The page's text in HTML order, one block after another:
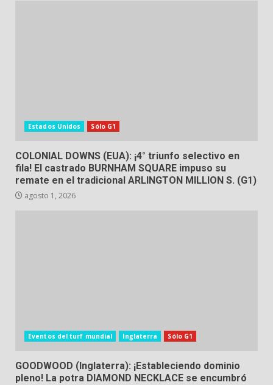
Estados Unidos Sólo G1
COLONIAL DOWNS (EUA): ¡4° triunfo selectivo en
fila! El castrado BURNHAM SQUARE impuso su
remate en el tradicional ARLINGTON MILLION S. (G1)
agosto 1, 2026
Eventos del turf mundial Inglaterra Sólo G1
GOODWOOD (Inglaterra): ¡Estableciendo dominio
pleno! La potra DIAMOND NECKLACE se encumbró